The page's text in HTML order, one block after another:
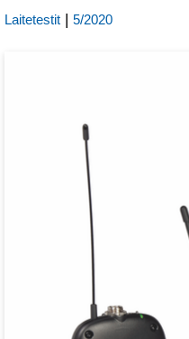
Laitetestit | 5/2020